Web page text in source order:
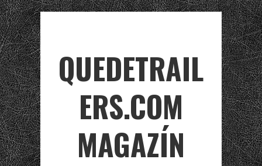
QUEDETRAIL
ERS.COM
MAGAZÍN